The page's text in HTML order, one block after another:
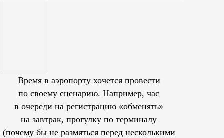
Время в аэропорту хочется провести
по своему сценарию. Например, час
в очереди на регистрацию «обменять»
на завтрак, прогулку по терминалу
(почему бы не размяться перед несколькими